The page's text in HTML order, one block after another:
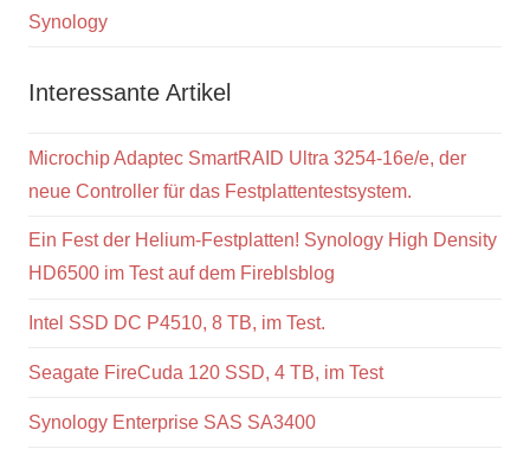
Synology
Interessante Artikel
Microchip Adaptec SmartRAID Ultra 3254-16e/e, der
neue Controller für das Festplattentestsystem.
Ein Fest der Helium-Festplatten! Synology High Density
HD6500 im Test auf dem Fireblsblog
Intel SSD DC P4510, 8 TB, im Test.
Seagate FireCuda 120 SSD, 4 TB, im Test
Synology Enterprise SAS SA3400